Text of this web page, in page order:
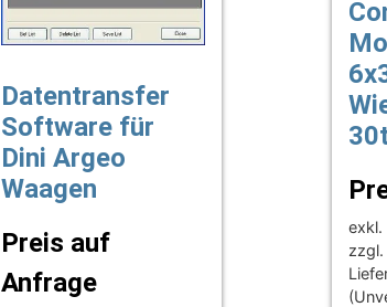
Datentransfer
Software für
Dini Argeo
Waagen
Preis auf
Anfrage
exkl.
zzgl.